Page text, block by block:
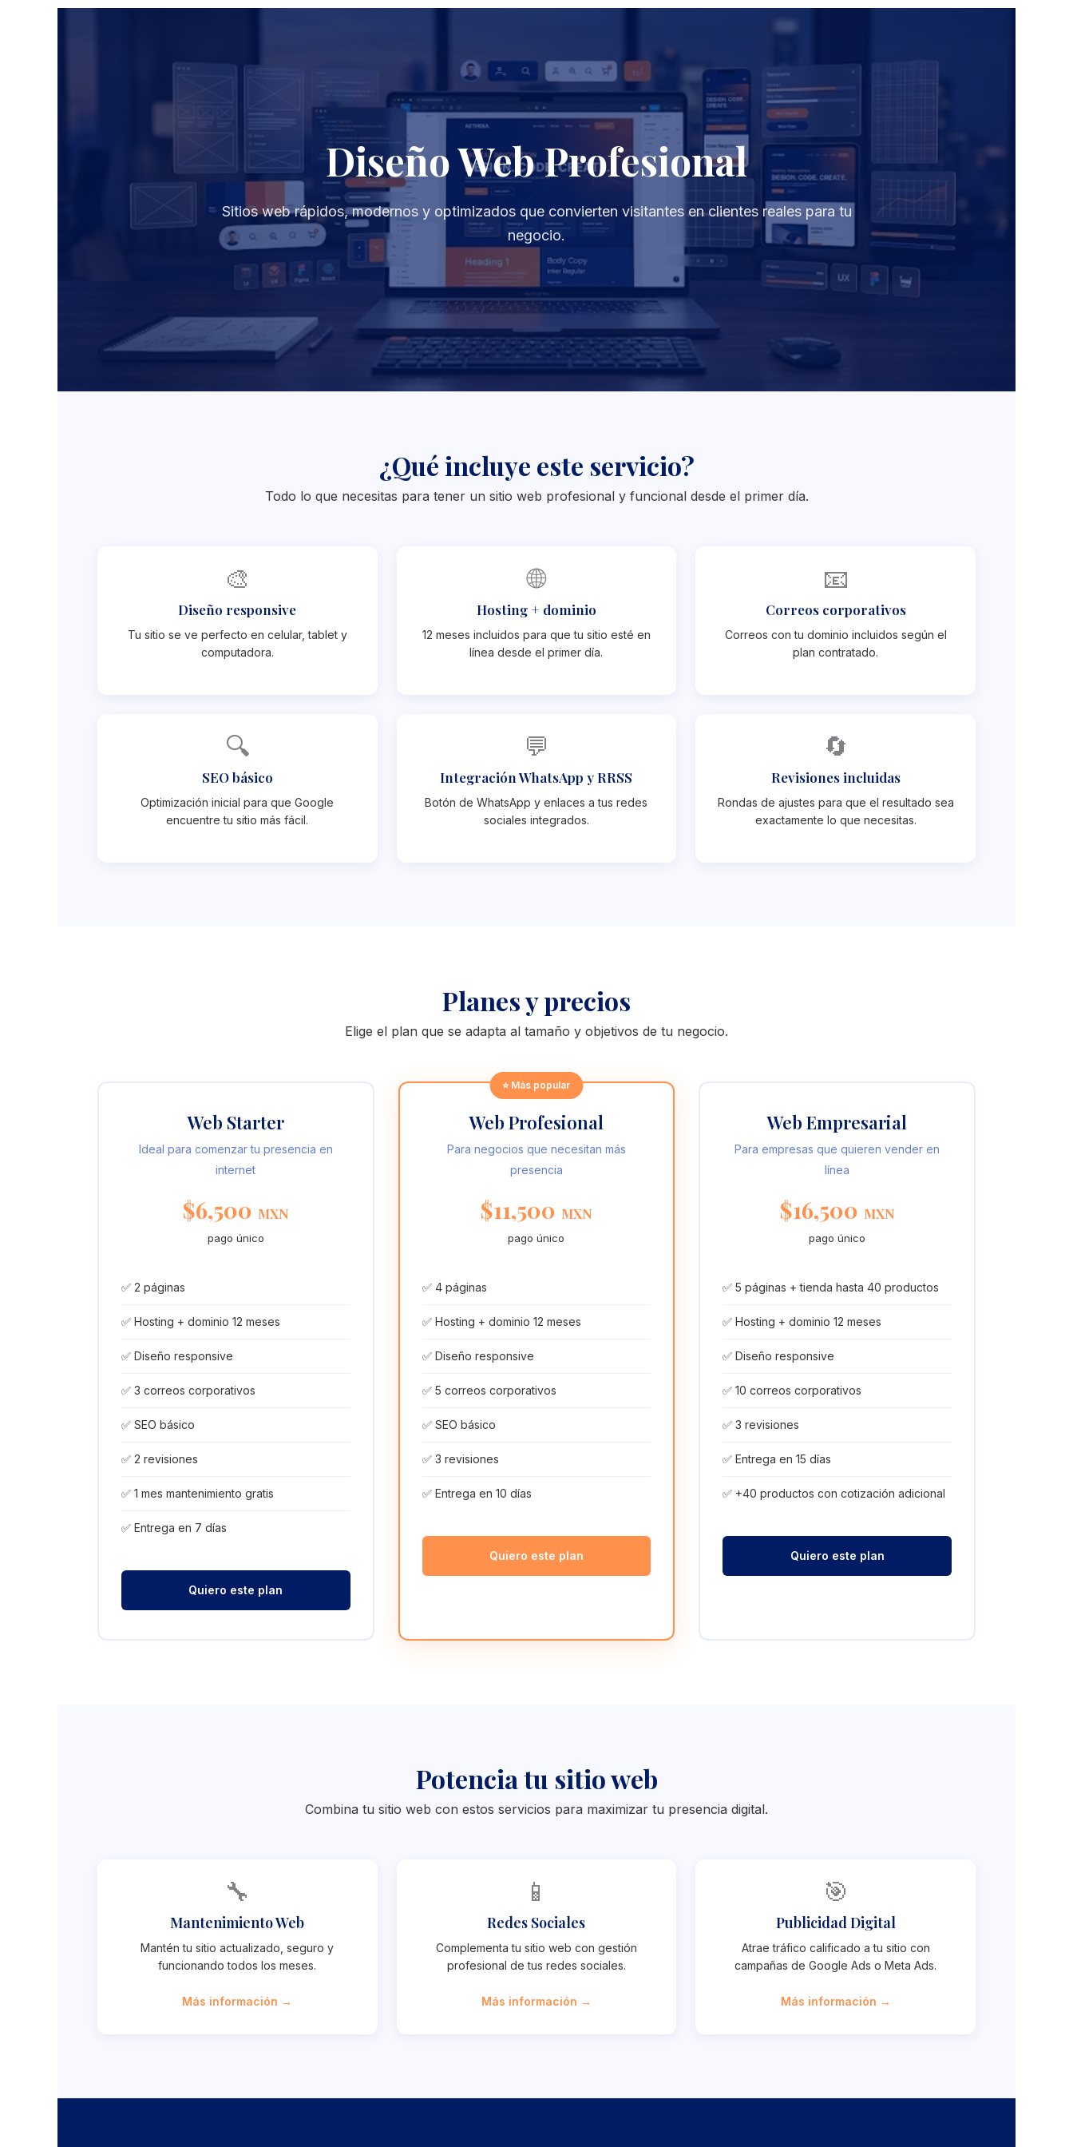
Diseño Web Profesional
Sitios web rápidos, modernos y optimizados que convierten visitantes en clientes reales para tu
negocio.
¿Qué incluye este servicio?
Todo lo que necesitas para tener un sitio web profesional y funcional desde el primer día.
🎨
Diseño responsive
Tu sitio se ve perfecto en celular, tablet y
computadora.
🌐
Hosting + dominio
12 meses incluidos para que tu sitio esté en
línea desde el primer día.
📧
Correos corporativos
Correos con tu dominio incluidos según el
plan contratado.
🔍
SEO básico
Optimización inicial para que Google
encuentre tu sitio más fácil.
💬
Integración WhatsApp y RRSS
Botón de WhatsApp y enlaces a tus redes
sociales integrados.
🔄
Revisiones incluidas
Rondas de ajustes para que el resultado sea
exactamente lo que necesitas.
Planes y precios
Elige el plan que se adapta al tamaño y objetivos de tu negocio.
Web Starter
Ideal para comenzar tu presencia en
internet
$6,500 MXN
pago único
✅ 2 páginas
✅ Hosting + dominio 12 meses
✅ Diseño responsive
✅ 3 correos corporativos
✅ SEO básico
✅ 2 revisiones
✅ 1 mes mantenimiento gratis
✅ Entrega en 7 días
Quiero este plan
⭐ Más popular
Web Profesional
Para negocios que necesitan más
presencia
$11,500 MXN
pago único
✅ 4 páginas
✅ Hosting + dominio 12 meses
✅ Diseño responsive
✅ 5 correos corporativos
✅ SEO básico
✅ 3 revisiones
✅ Entrega en 10 días
Quiero este plan
Web Empresarial
Para empresas que quieren vender en
línea
$16,500 MXN
pago único
✅ 5 páginas + tienda hasta 40 productos
✅ Hosting + dominio 12 meses
✅ Diseño responsive
✅ 10 correos corporativos
✅ 3 revisiones
✅ Entrega en 15 días
✅ +40 productos con cotización adicional
Quiero este plan
Potencia tu sitio web
Combina tu sitio web con estos servicios para maximizar tu presencia digital.
🔧
Mantenimiento Web
Mantén tu sitio actualizado, seguro y
funcionando todos los meses.
Más información →
📱
Redes Sociales
Complementa tu sitio web con gestión
profesional de tus redes sociales.
Más información →
🎯
Publicidad Digital
Atrae tráfico calificado a tu sitio con
campañas de Google Ads o Meta Ads.
Más información →